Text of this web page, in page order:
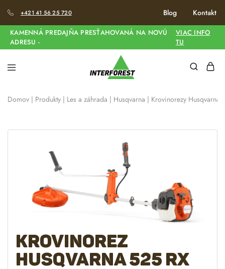
+421 41 56 25 720 Blog Kontakt
KAMENNÁ PREDAJŇA PRESŤAHOVANÁ NA NOVÚ
ADRESU -
VIAC INFO
TU
Domov | Produkty | Les a záhrada | Husqvarna | Krovinorezy Husqvarna
Krovinorez
Husqvarna 525 RX